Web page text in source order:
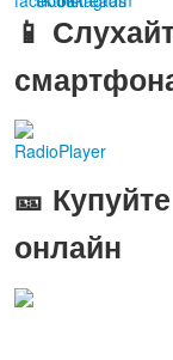
📱
RadioPlayer
🎫
онлайн